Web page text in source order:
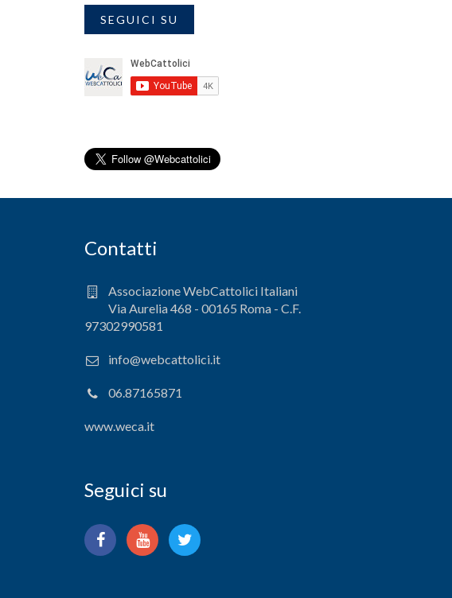
SEGUICI SU
Contatti
Associazione WebCattolici Italiani
Via Aurelia 468 - 00165 Roma - C.F.
97302990581
info@webcattolici.it
06.87165871
www.weca.it
Seguici su